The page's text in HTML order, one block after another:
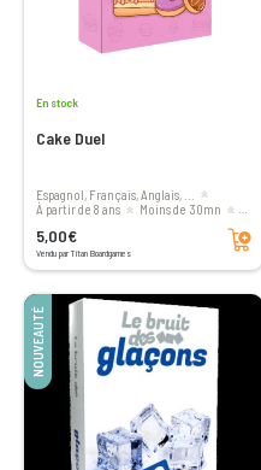
En stock
Cake Duel
Espagnol, Français, Anglais, ...
à partir de 8 ans
moins de 30mn
5,00€
Vendu par Titan Boardgames
Ajouter au panier
NOUVEAUTÉ